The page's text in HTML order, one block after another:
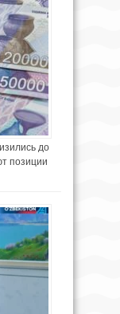
до
позиции